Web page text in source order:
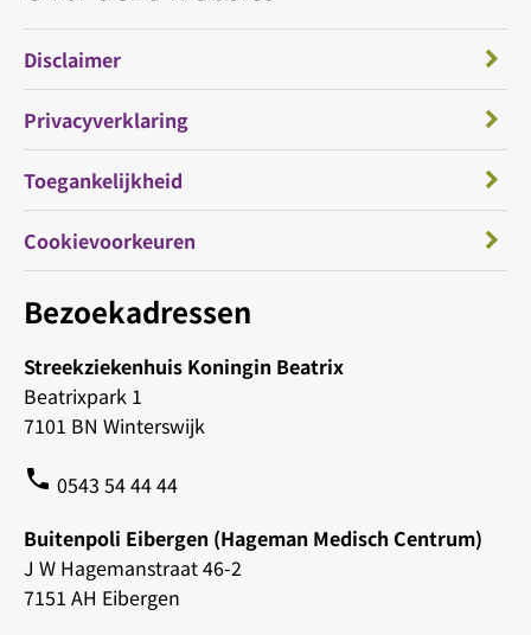
Bezoekadressen
Streekziekenhuis Koningin Beatrix
Beatrixpark 1
7101 BN Winterswijk
phone 0543 54 44 44
Buitenpoli Eibergen (Hageman Medisch Centrum)
J W Hagemanstraat 46-2
7151 AH Eibergen
Disclaimer
Privacyverklaring
Toegankelijkheid
Cookievoorkeuren